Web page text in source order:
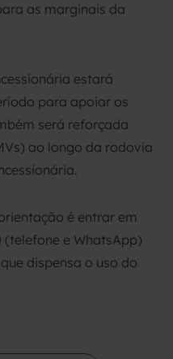
as marginais da
estará
para apoiar os
será reforçada
ao longo da rodovia
é entrar em
e WhatsApp)
dispensa o uso do